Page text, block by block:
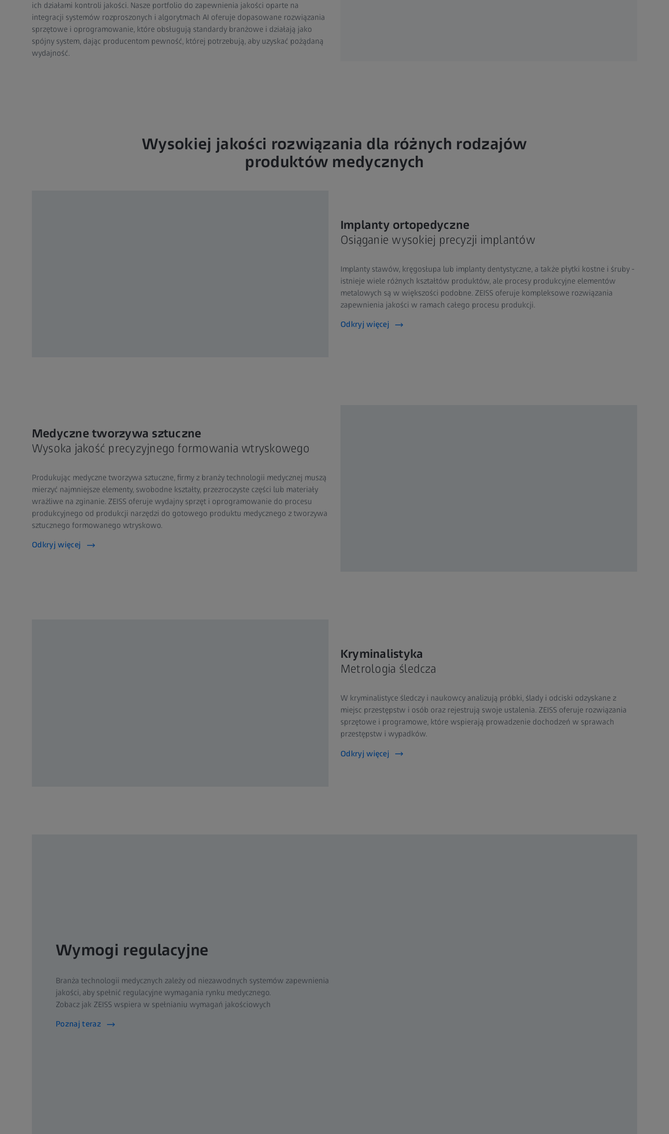
ich działami kontroli jakości. Nasze portfolio do zapewnienia jakości oparte na
integracji systemów rozproszonych i algorytmach AI oferuje dopasowane rozwiązania
sprzętowe i oprogramowanie, które obsługują standardy branżowe i działają jako
spójny system, dając producentom pewność, której potrzebują, aby uzyskać pożądaną
wydajność.
Wysokiej jakości rozwiązania dla różnych rodzajów
produktów medycznych
Implanty ortopedyczne
Osiąganie wysokiej precyzji implantów
Implanty stawów, kręgosłupa lub implanty dentystyczne, a także płytki kostne i śruby -
istnieje wiele różnych kształtów produktów, ale procesy produkcyjne elementów
metalowych są w większości podobne. ZEISS oferuje kompleksowe rozwiązania
zapewnienia jakości w ramach całego procesu produkcji.
Odkryj więcej
Medyczne tworzywa sztuczne
Wysoka jakość precyzyjnego formowania wtryskowego
Produkując medyczne tworzywa sztuczne, firmy z branży technologii medycznej muszą
mierzyć najmniejsze elementy, swobodne kształty, przezroczyste części lub materiały
wrażliwe na zginanie. ZEISS oferuje wydajny sprzęt i oprogramowanie do procesu
produkcyjnego od produkcji narzędzi do gotowego produktu medycznego z tworzywa
sztucznego formowanego wtryskowo.
Odkryj więcej
Kryminalistyka
Metrologia śledcza
W kryminalistyce śledczy i naukowcy analizują próbki, ślady i odciski odzyskane z
miejsc przestępstw i osób oraz rejestrują swoje ustalenia. ZEISS oferuje rozwiązania
sprzętowe i programowe, które wspierają prowadzenie dochodzeń w sprawach
przestępstw i wypadków.
Odkryj więcej
Wymogi regulacyjne
Branża technologii medycznych zależy od niezawodnych systemów zapewnienia
jakości, aby spełnić regulacyjne wymagania rynku medycznego.
Zobacz jak ZEISS wspiera w spełnianiu wymagań jakościowych
Poznaj teraz